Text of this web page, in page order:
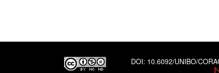
DOI: 10.6092/UNIBO/